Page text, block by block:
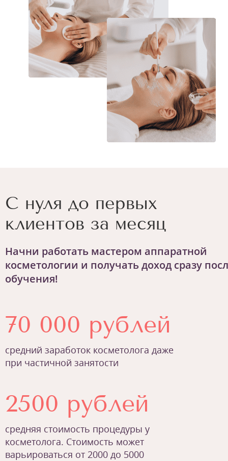
С нуля до первых
клиентов за месяц
Начни работать мастером аппаратной
косметологии и получать доход сразу
обучения!
70 000 рублей
средний заработок косметолога даже
при частичной занятости
2500 рублей
средняя стоимость процедуры у
косметолога. Стоимость может
варьироваться от 2000 до 5000